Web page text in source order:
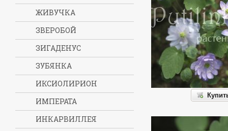
ЖИВУЧКА
ЗВЕРОБОЙ
ЗИГАДЕНУС
ЗУБЯНКА
ИКСИОЛИРИОН
ИМПЕРАТА
ИНКАРВИЛЛЕЯ